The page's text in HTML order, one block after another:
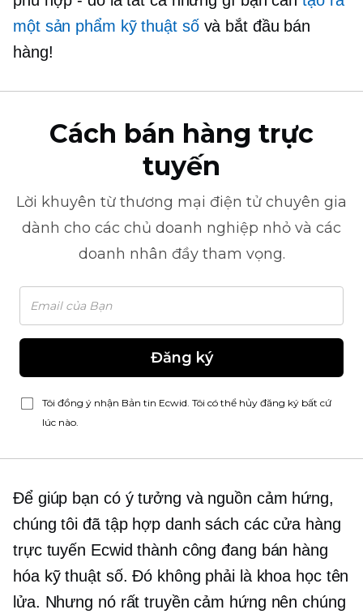
một sản phẩm kỹ thuật sốvà bắt đầu bán
hàng!
Cách bán hàng trực
tuyến
Lời khuyên từ thương mại điện tử chuyên gia
dành cho các chủ doanh nghiệp nhỏ và các
doanh nhân đầy tham vọng.
Đăng ký
Tôi đồng ý nhận Bản tin Ecwid. Tôi có thể hủy đăng ký bất cứ
lúc nào.
Để giúp bạn có ý tưởng và nguồn cảm hứng,
chúng tôi đã tập hợp danh sách các cửa hàng
trực tuyến Ecwid thành công đang bán hàng
hóa kỹ thuật số. Đó không phải là khoa học tên
lửa. Nhưng nó rất truyền cảm hứng nên chúng